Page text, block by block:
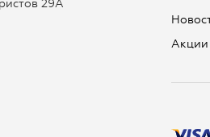
29А
Aкции